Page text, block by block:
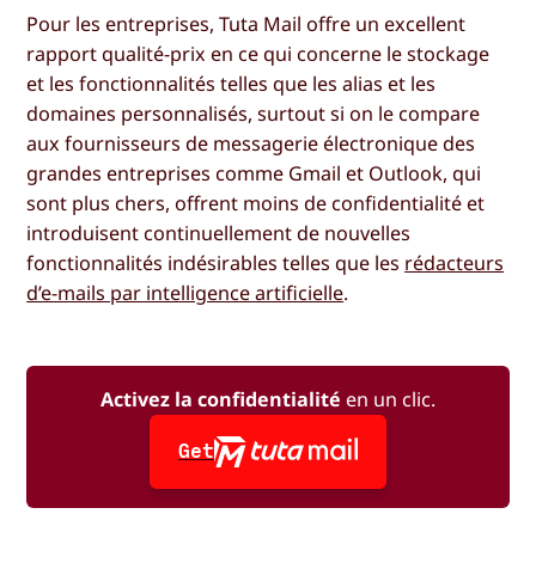
Pour les entreprises, Tuta Mail offre un excellent
rapport qualité-prix en ce qui concerne le stockage
et les fonctionnalités telles que les alias et les
domaines personnalisés, surtout si on le compare
aux fournisseurs de messagerie électronique des
grandes entreprises comme Gmail et Outlook, qui
sont plus chers, offrent moins de confidentialité et
introduisent continuellement de nouvelles
fonctionnalités indésirables telles que les rédacteurs
d’e-mails par intelligence artificielle.
Activez la confidentialité en un clic.
Get